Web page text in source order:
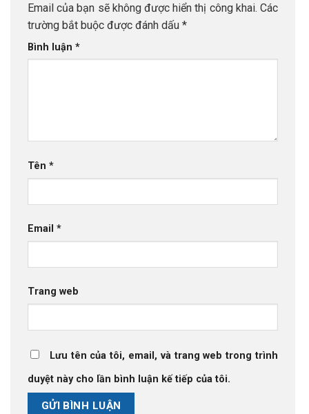
Email của bạn sẽ không được hiển thị công khai. Các
trường bắt buộc được đánh dấu *
Bình luận *
Tên *
Email *
Trang web
Lưu tên của tôi, email, và trang web trong trình
duyệt này cho lần bình luận kế tiếp của tôi.